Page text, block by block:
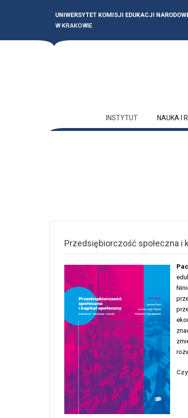
UNIWERSYTET KOMISJI EDUKACJI
W KRAKOWIE
INSTYTUT NAUKA I
Przedsiębiorczość społeczna i